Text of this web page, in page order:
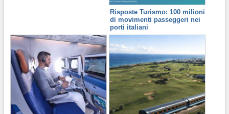
Risposte Turismo: 100 milioni
di movimenti passeggeri nei
porti italiani